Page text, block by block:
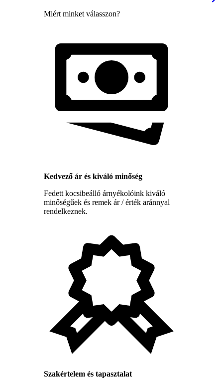
Miért minket válasszon?
Kedvező ár és kiváló minőség
Fedett kocsibeálló árnyékolóink kiváló
minőségűek és remek ár / érték aránnyal
rendelkeznek.
Szakértelem és tapasztalat